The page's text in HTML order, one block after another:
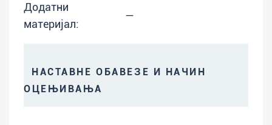
Додатни
материјал:
—
НАСТАВНЕ ОБАВЕЗЕ И НАЧИН
ОЦЕЊИВАЊА